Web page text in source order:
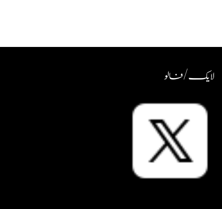
لایک / فالو